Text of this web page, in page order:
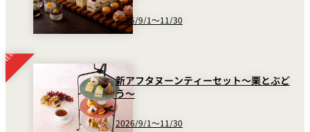
2026/9/1～11/30
新アフタヌーンティーセット～栗とぶど
う～
2026/9/1～11/30